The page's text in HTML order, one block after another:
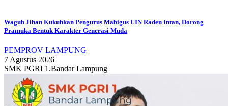
Wagub Jihan Kukuhkan Pengurus Mabigus UIN Raden Intan, Dorong
Pramuka Bentuk Karakter Generasi Muda
PEMPROV LAMPUNG
7 Agustus 2026
SMK PGRI 1.Bandar Lampung